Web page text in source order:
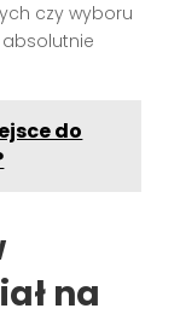
czy wyboru
do
na